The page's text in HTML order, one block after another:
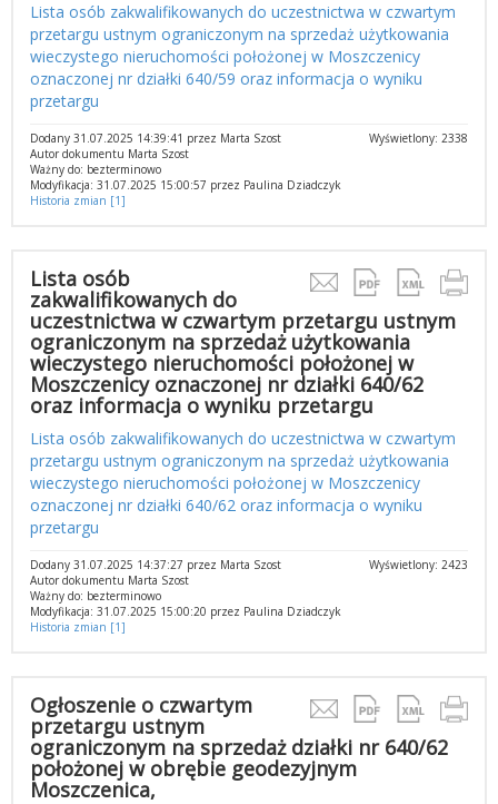
Lista osób zakwalifikowanych do uczestnictwa w czwartym
przetargu ustnym ograniczonym na sprzedaż użytkowania
wieczystego nieruchomości położonej w Moszczenicy
oznaczonej nr działki 640/59 oraz informacja o wyniku
przetargu
Wyświetlony: 2338
Dodany 31.07.2025 14:39:41 przez Marta Szost
Autor dokumentu Marta Szost
Ważny do: bezterminowo
Modyfikacja: 31.07.2025 15:00:57 przez Paulina Dziadczyk
Historia zmian [1]
Lista osób
zakwalifikowanych do
uczestnictwa w czwartym przetargu ustnym
ograniczonym na sprzedaż użytkowania
wieczystego nieruchomości położonej w
Moszczenicy oznaczonej nr działki 640/62
oraz informacja o wyniku przetargu
Lista osób zakwalifikowanych do uczestnictwa w czwartym
przetargu ustnym ograniczonym na sprzedaż użytkowania
wieczystego nieruchomości położonej w Moszczenicy
oznaczonej nr działki 640/62 oraz informacja o wyniku
przetargu
Wyświetlony: 2423
Dodany 31.07.2025 14:37:27 przez Marta Szost
Autor dokumentu Marta Szost
Ważny do: bezterminowo
Modyfikacja: 31.07.2025 15:00:20 przez Paulina Dziadczyk
Historia zmian [1]
Ogłoszenie o czwartym
przetargu ustnym
ograniczonym na sprzedaż działki nr 640/62
położonej w obrębie geodezyjnym
Moszczenica,